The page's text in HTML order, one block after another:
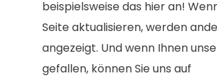
beispielsweise das hier an!
Seite aktualisieren, werden
angezeigt. Und wenn Ihnen
gefallen, können Sie uns auf